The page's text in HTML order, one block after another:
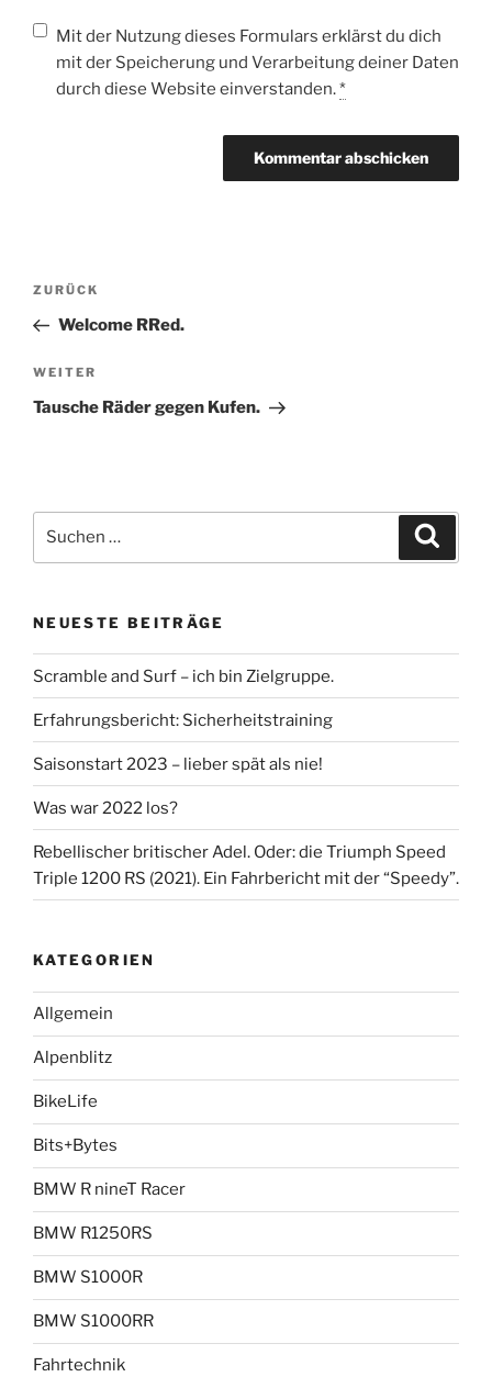
Mit der Nutzung dieses Formulars erklärst du dich
mit der Speicherung und Verarbeitung deiner Daten
durch diese Website einverstanden.*
Beitragsnavigation
Vorheriger
Beitrag
ZURÜCK
Welcome RRed.
Nächster
Beitrag
WEITER
Tausche Räder gegen Kufen.
nach:
NEUESTE BEITRÄGE
Scramble and Surf – ich bin Zielgruppe.
Erfahrungsbericht: Sicherheitstraining
Saisonstart 2023 – lieber spät als nie!
Was war 2022 los?
Rebellischer britischer Adel. Oder: die Triumph Speed
Triple 1200 RS (2021). Ein Fahrbericht mit der “Speedy”.
KATEGORIEN
Allgemein
Alpenblitz
BikeLife
Bits+Bytes
BMW R nineT Racer
BMW R1250RS
BMW S1000R
BMW S1000RR
Fahrtechnik